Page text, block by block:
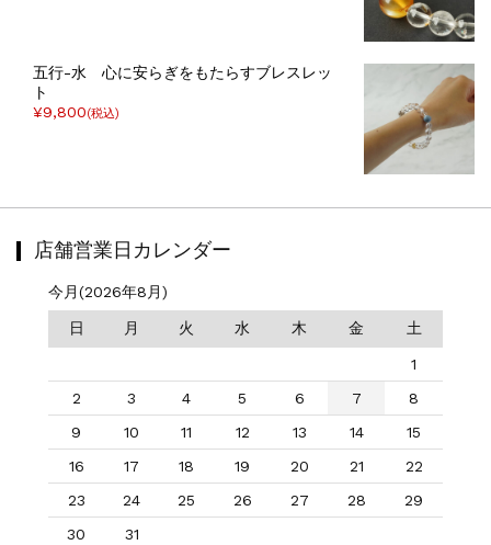
五行-水 心に安らぎをもたらすブレスレッ
ト
¥9,800(税込)
店舗営業日カレンダー
今月(2026年8月)
日 月 火 水 木 金 土
1
2
3 4 5 6 7
8
9
10 11 12 13 14
15
16
17 18 19 20 21
22
23
24 25 26 27 28
29
30
31